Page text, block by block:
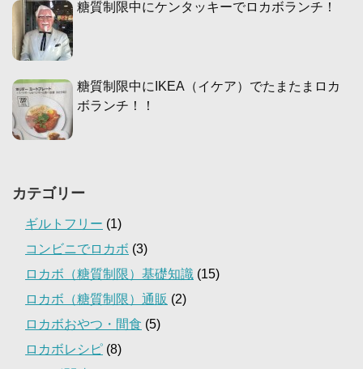
糖質制限中にケンタッキーでロカボランチ！
糖質制限中にIKEA（イケア）でたまたまロカ
ボランチ！！
カテゴリー
ギルトフリー (1)
コンビニでロカボ (3)
ロカボ（糖質制限）基礎知識 (15)
ロカボ（糖質制限）通販 (2)
ロカボおやつ・間食 (5)
ロカボレシピ (8)